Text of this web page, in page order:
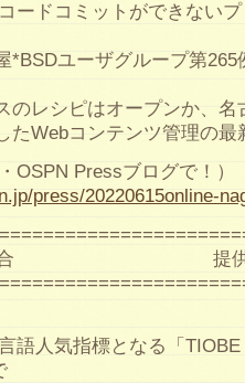
ードコミットができない
*BSDユーザグループ第
のレシピはオープンか、名
たWebコンテンツ管理の最
OSPN Pressブログで！）
press/20220615online-
・総合 提供：
語人気指標となる「